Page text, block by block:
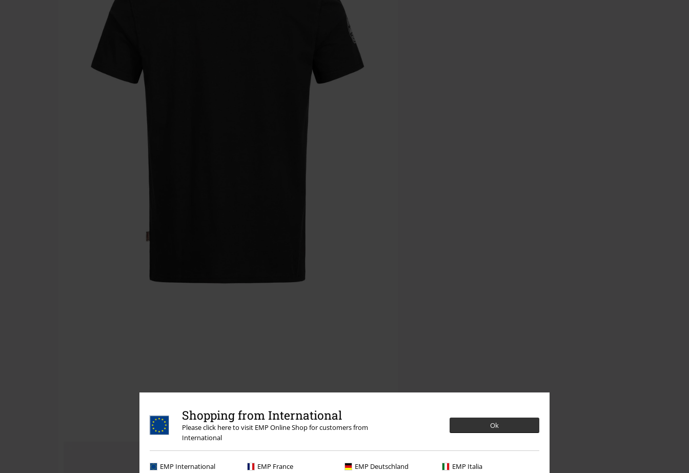
Shopping from International
Please click here to visit EMP Online Shop for customers from
International
Ok
EMP International EMP France EMP Deutschland EMP Italia